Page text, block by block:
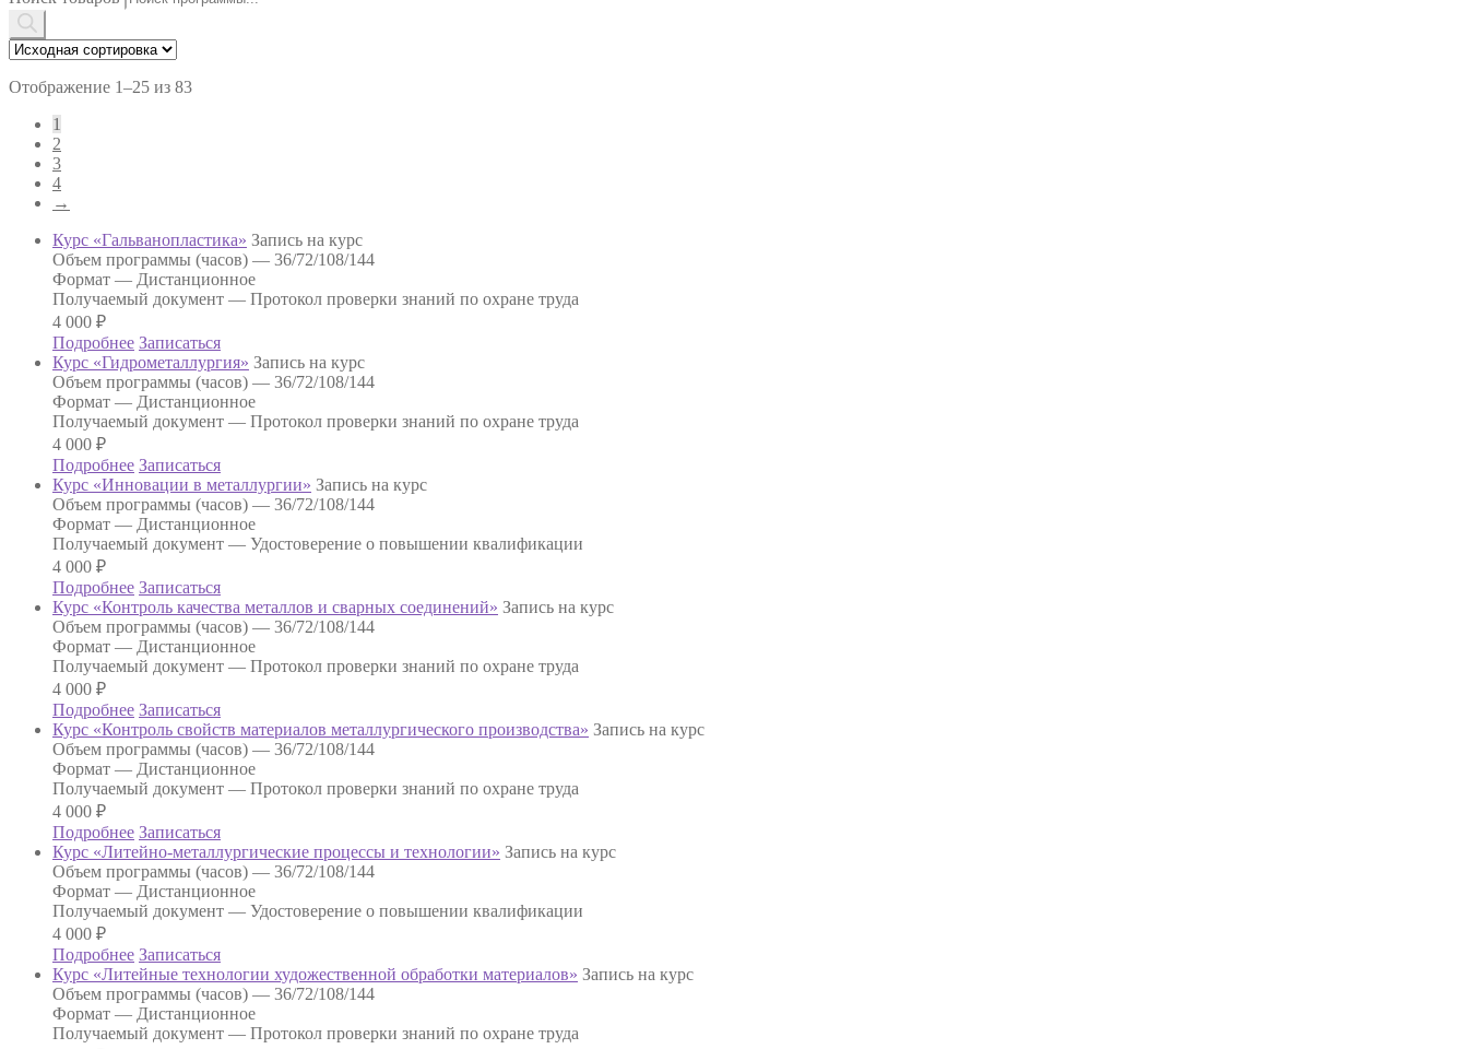
Отображение 1–25 из 83
1
2
3
4
→
Курс «Гальванопластика» Запись на курс
Объем программы (часов) — 36/72/108/144
Формат — Дистанционное
Получаемый документ — Протокол проверки знаний по охране труда
4 000 ₽
Подробнее Записаться
Курс «Гидрометаллургия» Запись на курс
Объем программы (часов) — 36/72/108/144
Формат — Дистанционное
Получаемый документ — Протокол проверки знаний по охране труда
4 000 ₽
Подробнее Записаться
Курс «Инновации в металлургии» Запись на курс
Объем программы (часов) — 36/72/108/144
Формат — Дистанционное
Получаемый документ — Удостоверение о повышении квалификации
4 000 ₽
Подробнее Записаться
Курс «Контроль качества металлов и сварных соединений» Запись на курс
Объем программы (часов) — 36/72/108/144
Формат — Дистанционное
Получаемый документ — Протокол проверки знаний по охране труда
4 000 ₽
Подробнее Записаться
Курс «Контроль свойств материалов металлургического производства» Запись на курс
Объем программы (часов) — 36/72/108/144
Формат — Дистанционное
Получаемый документ — Протокол проверки знаний по охране труда
4 000 ₽
Подробнее Записаться
Курс «Литейно-металлургические процессы и технологии» Запись на курс
Объем программы (часов) — 36/72/108/144
Формат — Дистанционное
Получаемый документ — Удостоверение о повышении квалификации
4 000 ₽
Подробнее Записаться
Курс «Литейные технологии художественной обработки материалов» Запись на курс
Объем программы (часов) — 36/72/108/144
Формат — Дистанционное
Получаемый документ — Протокол проверки знаний по охране труда